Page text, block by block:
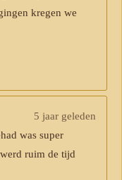
kregen we
5 jaar geleden
was super
ruim de tijd